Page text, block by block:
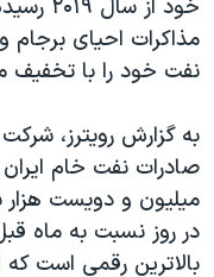
صفحه‌های ویژه
سفر پرزیدنت ترامپ به
خود
مذاکرات احیای
نفت خود را با تخفیف
به گزارش رویترز،
صادرات نفت خام
در روز نسبت به ماه